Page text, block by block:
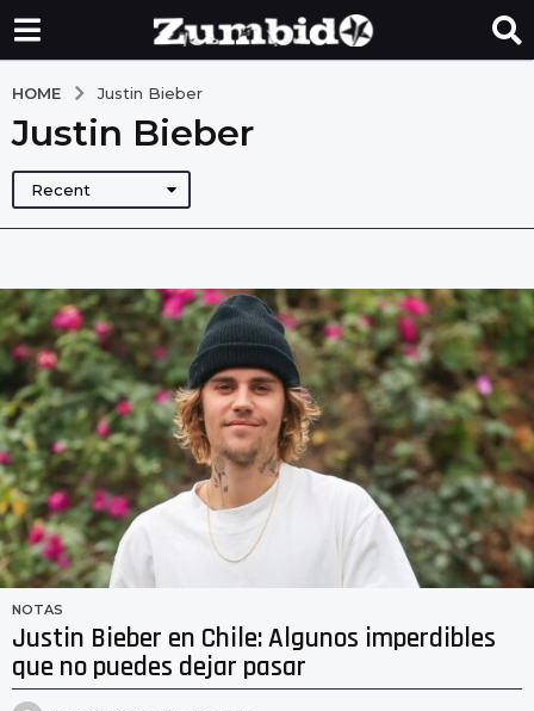
HOME Justin Bieber
Justin Bieber
Recent
NOTAS
Justin Bieber en Chile: Algunos imperdibles
que no puedes dejar pasar